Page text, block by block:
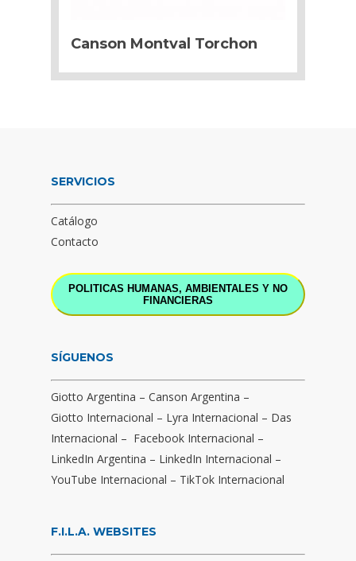
Canson Montval Torchon
SERVICIOS
Catálogo
Contacto
POLITICAS HUMANAS, AMBIENTALES Y NO
FINANCIERAS
SÍGUENOS
Giotto Argentina – Canson Argentina –
Giotto Internacional – Lyra Internacional – Das
Internacional – Facebook Internacional –
LinkedIn Argentina – LinkedIn Internacional –
YouTube Internacional – TikTok Internacional
F.I.L.A. WEBSITES